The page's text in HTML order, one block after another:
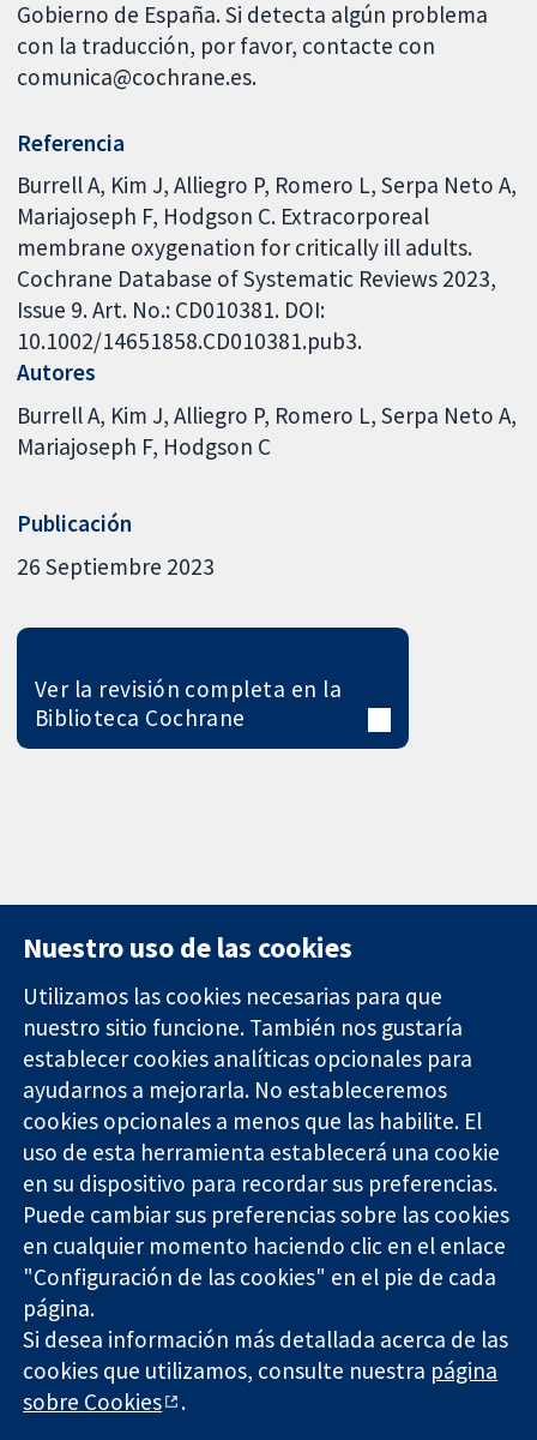
Gobierno de España. Si detecta algún problema
con la traducción, por favor, contacte con
comunica@cochrane.es.
Referencia
Burrell A, Kim J, Alliegro P, Romero L, Serpa Neto A,
Mariajoseph F, Hodgson C. Extracorporeal
membrane oxygenation for critically ill adults.
Cochrane Database of Systematic Reviews 2023,
Issue 9. Art. No.: CD010381. DOI:
10.1002/14651858.CD010381.pub3.
Autores
Burrell A Kim J Alliegro P Romero L Serpa Neto A
Mariajoseph F Hodgson C
Publicación
26 Septiembre 2023
Ver la revisión completa en la
Biblioteca Cochrane
Evidencia fiable.
Decisiones
informadas.
Mejor salud.
11-13 Cavendish
Square
Londres
W1G 0AN
Reino Unido
Contacto
Noticias
Prensa
Sobre
nosotros
Empleo
Cochrane
Library
The Cochrane Collaboration is a charity (no. 1045921) and a
company limited by guarantee (no. 03044323) registered in
England & Wales. VAT registration number GB 718 2127 49.
Copyright © 2026 The Cochrane Collaboration
Nuestro uso de las cookies
Utilizamos las cookies necesarias para que
nuestro sitio funcione. También nos gustaría
establecer cookies analíticas opcionales para
ayudarnos a mejorarla. No estableceremos
cookies opcionales a menos que las habilite. El
uso de esta herramienta establecerá una cookie
en su dispositivo para recordar sus preferencias.
Puede cambiar sus preferencias sobre las cookies
en cualquier momento haciendo clic en el enlace
"Configuración de las cookies" en el pie de cada
página.
Si desea información más detallada acerca de las
cookies que utilizamos, consulte nuestra página
sobre Cookies
.